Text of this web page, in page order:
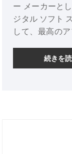
ー メーカーと
ジタル ソフト
して、最高の
続きを